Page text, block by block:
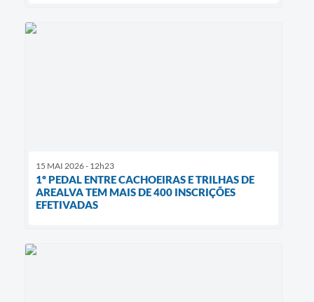
15 MAI 2026 - 12h23
1º PEDAL ENTRE CACHOEIRAS E TRILHAS DE
AREALVA TEM MAIS DE 400 INSCRIÇÕES
EFETIVADAS